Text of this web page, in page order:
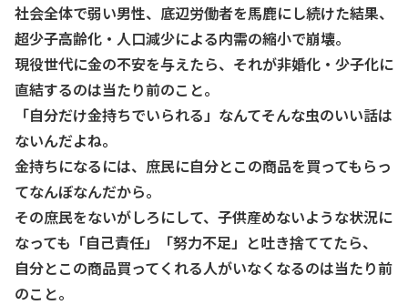
社会全体で弱い男性、底辺労働者を馬鹿にし続けた結果、
超少子高齢化・人口減少による内需の縮小で崩壊。
現役世代に金の不安を与えたら、それが非婚化・少子化に
直結するのは当たり前のこと。
「自分だけ金持ちでいられる」なんてそんな虫のいい話は
ないんだよね。
金持ちになるには、庶民に自分とこの商品を買ってもらっ
てなんぼなんだから。
その庶民をないがしろにして、子供産めないような状況に
なっても「自己責任」「努力不足」と吐き捨ててたら、
自分とこの商品買ってくれる人がいなくなるのは当たり前
のこと。